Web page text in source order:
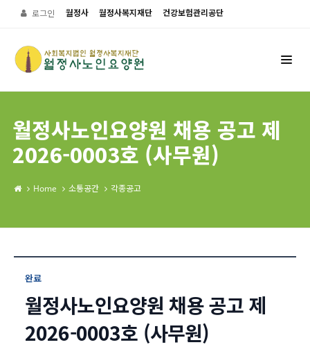
로그인 월정사 월정사복지재단 건강보험관리공단
월정사노인요양원 채용 공고 제
2026-0003호 (사무원)
Home 소통공간 각종공고
완료
월정사노인요양원 채용 공고 제
2026-0003호 (사무원)